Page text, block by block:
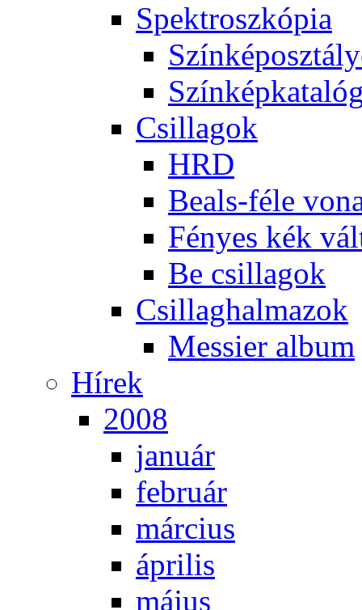
Spekt­rosz­kó­pia
Csil­la­gok
HRD
Be­als-fé­le
Fé­nyes kék
Be csil­la­gok
Csil­lag­hal­ma­zok
Mes­si­er al­bum
Hí­rek
2008
ja­nu­ár
feb­ru­ár
már­ci­us
áp­ri­lis
má­jus